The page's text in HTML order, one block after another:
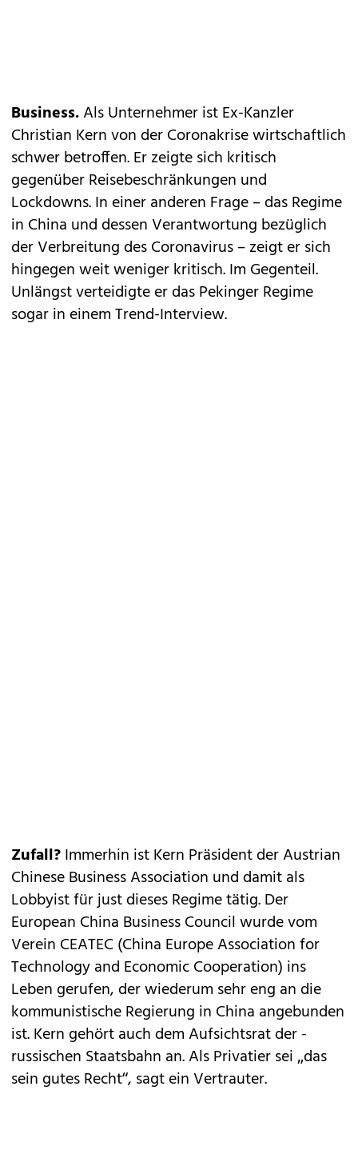
Business.Als Unternehmer ist Ex-Kanzler
Christian Kern von der Coronakrise wirtschaftlich
schwer betroffen. Er zeigte sich kritisch
gegenüber Reisebeschränkungen und
Lockdowns. In einer anderen Frage – das Regime
in China und dessen Verantwortung bezüglich
der Verbreitung des Coronavirus – zeigt er sich
hingegen weit weniger kritisch. Im Gegenteil.
Unlängst verteidigte er das Pekinger Regime
sogar in einem Trend-Interview.
Zufall?Immerhin ist Kern Präsident der Austrian
Chinese Business Association und damit als
Lobbyist für just dieses Regime tätig. Der
European China Business Council wurde vom
Verein CEATEC (China Europe Association for
Technology and Economic Cooperation) ins
Leben gerufen, der wiederum sehr eng an die
kommunistische Regierung in China angebunden
ist. Kern gehört auch dem Aufsichtsrat der ­
russischen Staatsbahn an. Als Privatier sei „das
sein gutes Recht“, sagt ein Vertrauter.